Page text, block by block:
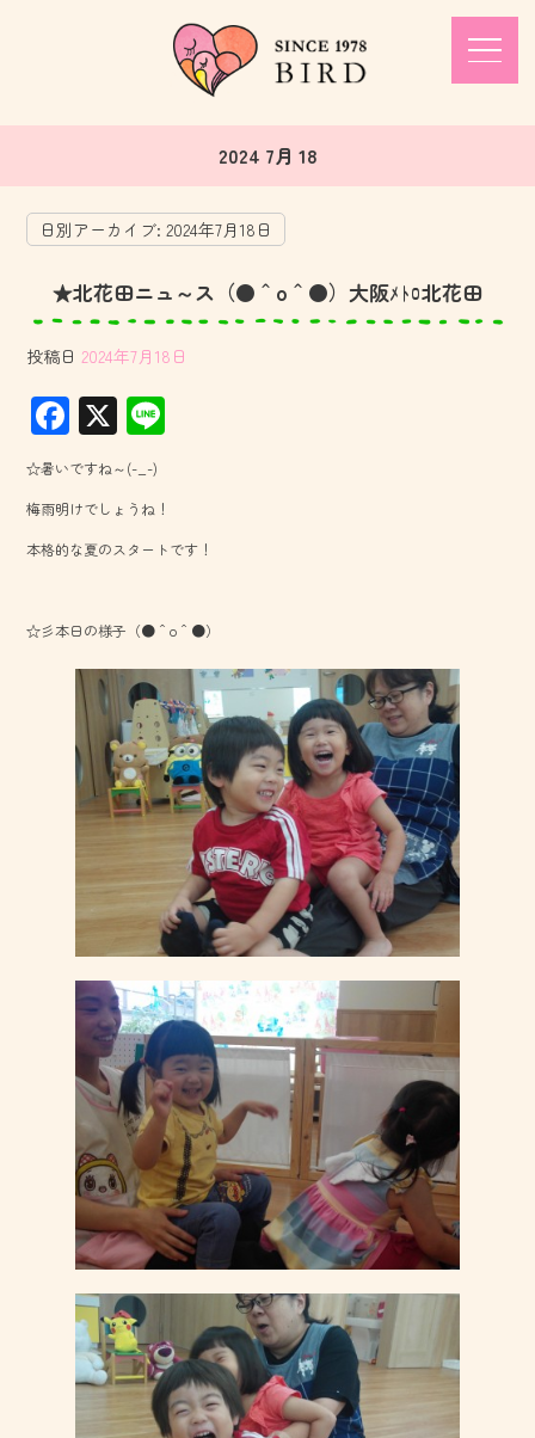
2024 7月 18
日別アーカイブ:2024年7月18日
★北花田ニュ～ス（●＾o＾●）大阪ﾒﾄﾛ北花田
投稿日 2024年7月18日
F
ac
e
b
o
X
☆暑いですね～(-_-)
梅雨明けでしょうね！
本格的な夏のスタートです！
☆彡本日の様子（●＾o＾●）